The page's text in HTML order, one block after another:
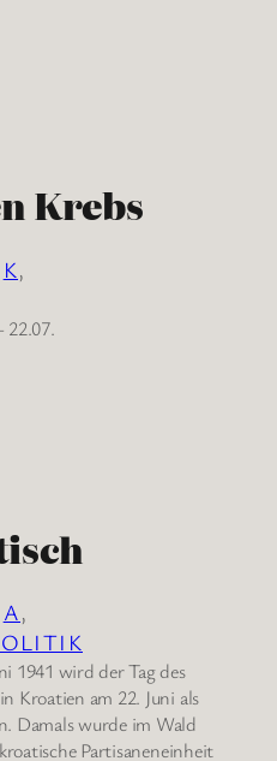
Krebs
K
22.07.
A
1941 wird der Tag des
Kroatien am 22. Juni als
Damals wurde im Wald
Partisaneneinheit